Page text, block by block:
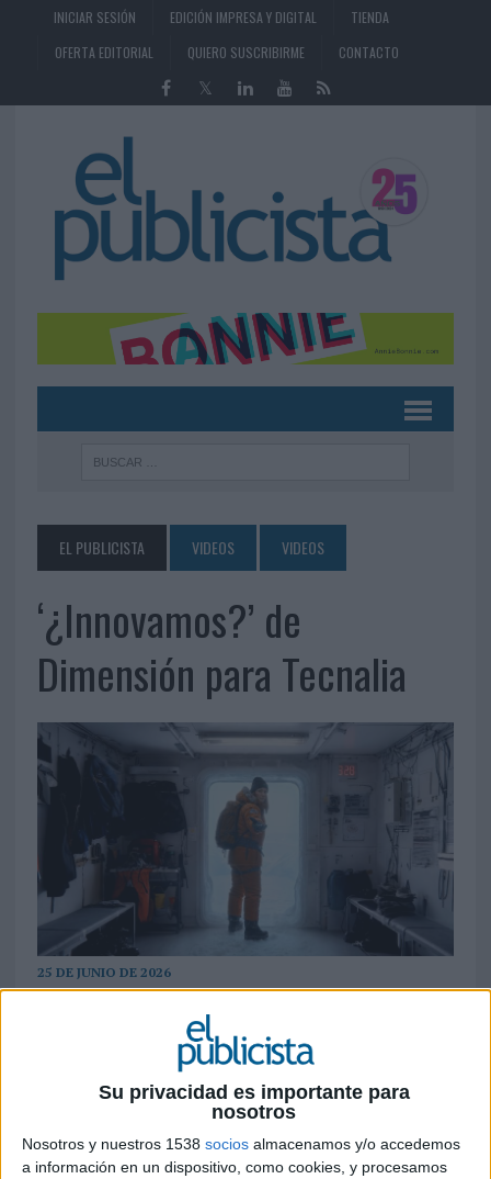
Su privacidad es importante para
nosotros
Nosotros y nuestros 1538 socios almacenamos y/o accedemos
a información en un dispositivo, como cookies, y procesamos
INICIAR SESIÓN EDICIÓN IMPRESA Y DIGITAL
TIENDA
OFERTA EDITORIAL
QUIERO SUSCRIBIRME CONTACTO
EL PUBLICISTA VIDEOS VIDEOS
‘¿Innovamos?’ de
Dimensión para Tecnalia
25 DE JUNIO DE 2026
Anunciante: Tecnalia
Sector: otros sectores